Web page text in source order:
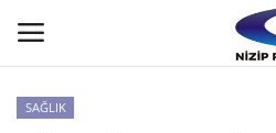
SAĞLIK